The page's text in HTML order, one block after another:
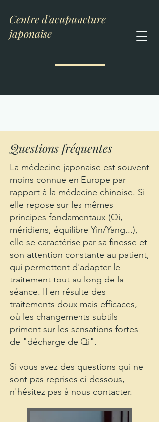
Centre d'acupuncture
japonaise
Questions fréquentes
La médecine japonaise est souvent
moins connue en Europe par
rapport à la médecine chinoise. Si
elle repose sur les mêmes
principes fondamentaux (Qi,
méridiens, équilibre Yin/Yang...),
elle se caractérise par sa finesse et
son attention constante au patient,
qui permettent d'adapter le
traitement tout au long de la
séance. Il en résulte des
traitements doux mais efficaces,
où les changements subtils
priment sur les sensations fortes
de "décharge de Qi".​
Si vous avez des questions qui ne
sont pas reprises ci-dessous,
n'hésitez pas à nous contacter.